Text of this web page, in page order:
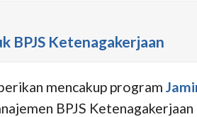
BPJS Ketenagakerjaan
mencakup program
BPJS